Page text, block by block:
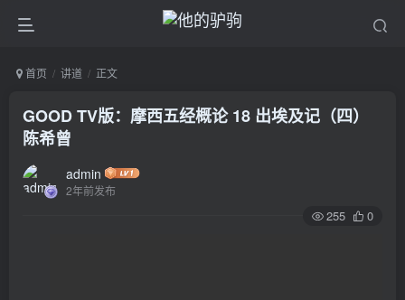
首页 讲道 正文
GOOD TV版：摩西五经概论 18 出埃及记（四）
陈希曾
admin
2年前发布
255 0